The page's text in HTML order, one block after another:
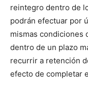
reintegro dentro de
podrán efectuar por
mismas condiciones
dentro de un plazo
recurrir a retención
efecto de completar